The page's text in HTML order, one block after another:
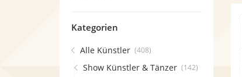
Kategorien
Alle Künstler (408)
Show Künstler & Tänzer (142)